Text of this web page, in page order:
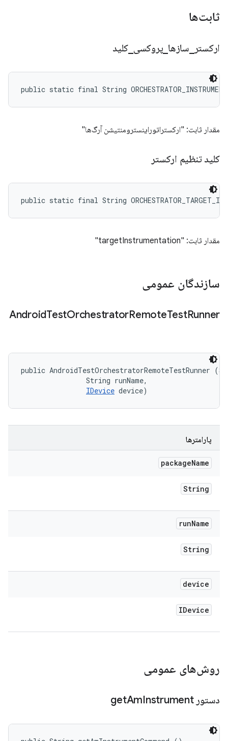
ثابت‌ها
ارکستر سازها پروکسی کلید
public static final String
مقدار ثابت: "ارکستراتوراینسترومنتیشن آرگ‌ها"
کلید تنظیم ارکستر
public static final String
مقدار ثابت: "targetInstrumentation"
سازندگان عمومی
AndroidTestOrchestratorRemoteTestRunner
public AndroidTestOrchestratorRemoteTestRunner
                String runName,
IDevice device)
پارامترها
packageName
String
runName
String
device
IDevice
روش‌های عمومی
دستور get AmInstrument